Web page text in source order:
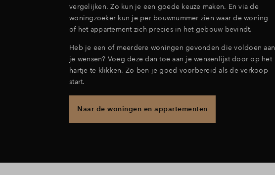
vergelijken. Zo kun je een goede keuze maken. En via de
woningzoeker kun je per bouwnummer zien waar de woning
of het appartement zich precies in het gebouw bevindt.
Heb je een of meerdere woningen gevonden die voldoen aan
je wensen? Voeg deze dan toe aan je wensenlijst door op het
hartje te klikken. Zo ben je goed voorbereid als de verkoop
start.
Naar de woningen en appartementen